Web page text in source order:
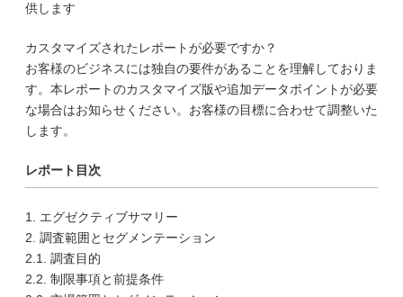
供します
カスタマイズされたレポートが必要ですか？
お客様のビジネスには独自の要件があることを理解しておりま
す。本レポートのカスタマイズ版や追加データポイントが必要
な場合はお知らせください。お客様の目標に合わせて調整いた
します。
レポート目次
1. エグゼクティブサマリー
2. 調査範囲とセグメンテーション
2.1. 調査目的
2.2. 制限事項と前提条件